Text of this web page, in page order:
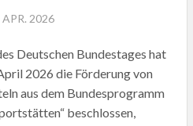
APR. 2026
Deutschen Bundestages hat
2026 die Förderung von
aus dem Bundesprogramm
beschlossen,